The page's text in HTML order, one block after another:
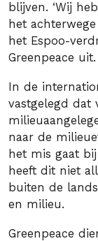
blijven. ‘Wij
het
het Espoo-
Greenpeace uit.
In de
vastgelegd dat
naar de
het mis gaat
heeft dit niet
buiten de
en milieu.
Greenpeace